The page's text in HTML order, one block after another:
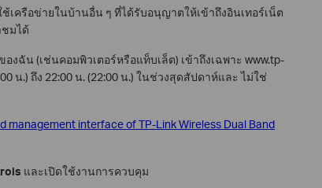
เครือข่ายในบ้านอื่น ๆ ที่ได้รับอนุญาตให้เข้าถึงอินเทอร์เน็ต
มได้
ฉัน (เช่นคอมพิวเตอร์หรือแท็บเล็ต) เข้าถึงเฉพาะ www.tp-
น.) ถึง 22:00 น. (22:00 น.) ในช่วงสุดสัปดาห์และ ไม่ใช่
management interface of TP-Link Wireless Dual Band
และเปิดใช้งานการควบคุม